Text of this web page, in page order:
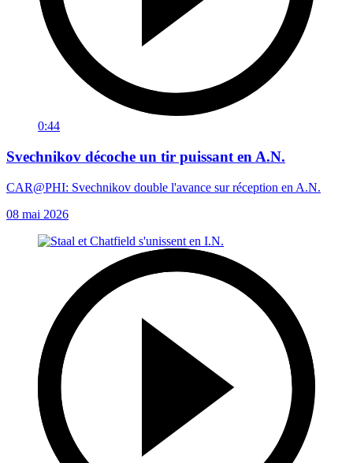
0:44
Svechnikov décoche un tir puissant en A.N.
CAR@PHI: Svechnikov double l'avance sur réception en A.N.
08 mai 2026